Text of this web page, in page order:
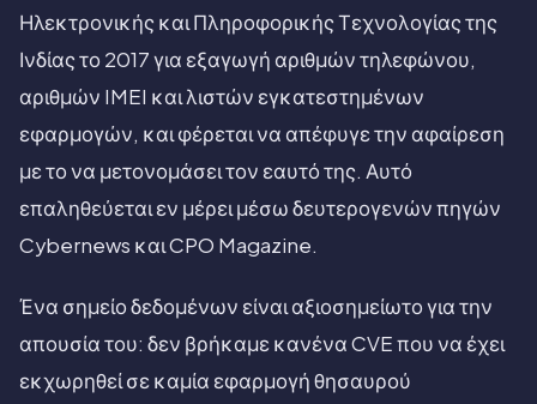
Ηλεκτρονικής και Πληροφορικής Τεχνολογίας της
Ινδίας το 2017 για εξαγωγή αριθμών τηλεφώνου,
αριθμών IMEI και λιστών εγκατεστημένων
εφαρμογών, και φέρεται να απέφυγε την αφαίρεση
με το να μετονομάσει τον εαυτό της. Αυτό
επαληθεύεται εν μέρει μέσω δευτερογενών πηγών
Cybernews και CPO Magazine.
Ένα σημείο δεδομένων είναι αξιοσημείωτο για την
απουσία του: δεν βρήκαμε κανένα CVE που να έχει
εκχωρηθεί σε καμία εφαρμογή θησαυρού